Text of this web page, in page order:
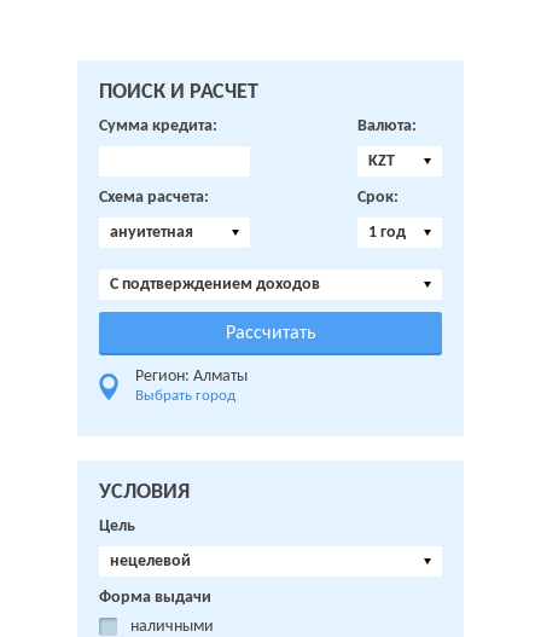
ПОИСК И РАСЧЕТ
Сумма кредита:
Валюта:
KZT
Схема расчета:
ануитетная
Срок:
1 год
C подтверждением доходов
Регион: Алматы
Выбрать город
УСЛОВИЯ
Цель
нецелевой
Форма выдачи
наличными